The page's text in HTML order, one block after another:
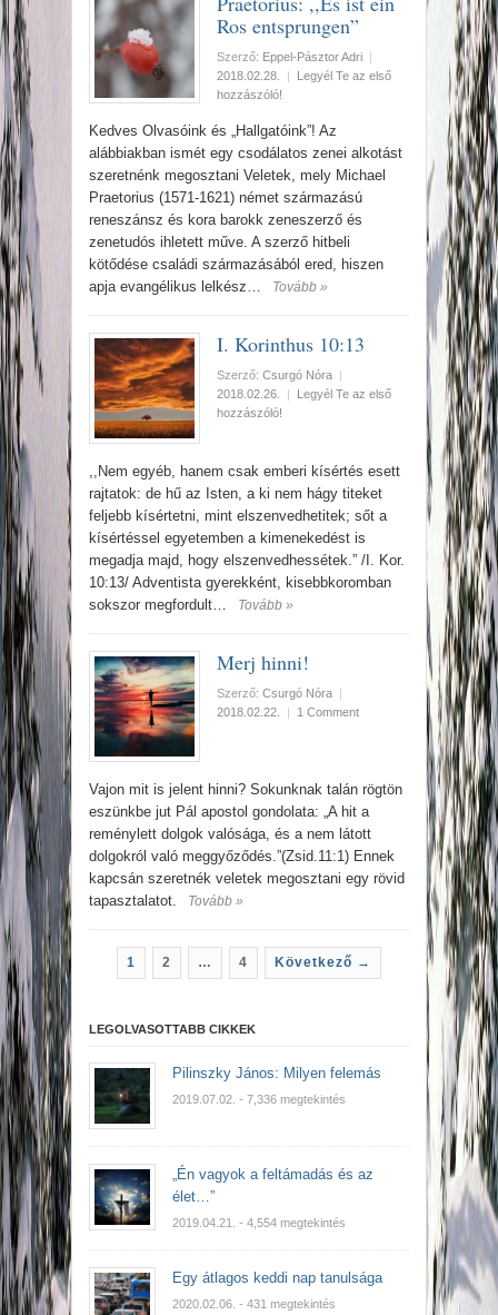
Ros entsprungen”
Szerző: Eppel-Pásztor Adri |
2018.02.28.
|
Legyél Te az első
hozzászóló!
Kedves Olvasóink és „Hallgatóink”! Az
alábbiakban ismét egy csodálatos zenei alkotást
szeretnénk megosztani Veletek, mely Michael
Praetorius (1571-1621) német származású
reneszánsz és kora barokk zeneszerző és
zenetudós ihletett műve. A szerző hitbeli
kötődése családi származásából ered, hiszen
apja evangélikus lelkész…
Tovább »
I. Korinthus 10:13
Szerző: Csurgó Nóra |
2018.02.26.
|
Legyél Te az első
hozzászóló!
,,Nem egyéb, hanem csak emberi kísértés esett
rajtatok: de hű az Isten, a ki nem hágy titeket
feljebb kísértetni, mint elszenvedhetitek; sőt a
kísértéssel egyetemben a kimenekedést is
megadja majd, hogy elszenvedhessétek.” /I. Kor.
10:13/ Adventista gyerekként, kisebbkoromban
sokszor megfordult…
Tovább »
Merj hinni!
Szerző: Csurgó Nóra |
2018.02.22.
| 1 Comment
Vajon mit is jelent hinni? Sokunknak talán rögtön
eszünkbe jut Pál apostol gondolata: „A hit a
reménylett dolgok valósága, és a nem látott
dolgokról való meggyőződés.”(Zsid.11:1) Ennek
kapcsán szeretnék veletek megosztani egy rövid
tapasztalatot.
Tovább »
1 2 … 4 Következő →
LEGOLVASOTTABB CIKKEK
Pilinszky János: Milyen felemás
2019.07.02. - 7,336 megtekintés
„Én vagyok a feltámadás és az
élet…”
2019.04.21. - 4,554 megtekintés
Egy átlagos keddi nap tanulsága
2020.02.06. - 431 megtekintés